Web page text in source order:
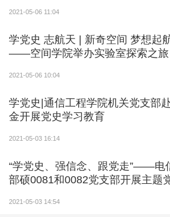
合影
2021-05-06 11:04
学党史 志航天 | 新奇空间 梦想起
——空间学院举办实验室探索之旅
2021-05-06 10:04
学党史|通信工程学院机关党支部
金开展党史学习教育
2021-05-03 16:14
“学党史、强信念、跟党走”——电
部硕0081和0082党支部开展主题
2021-05-03 14:54